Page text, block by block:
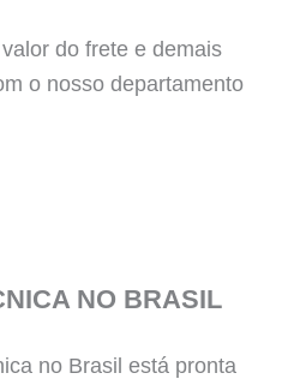
do frete e demais
o nosso departamento
NO BRASIL
no Brasil está pronta